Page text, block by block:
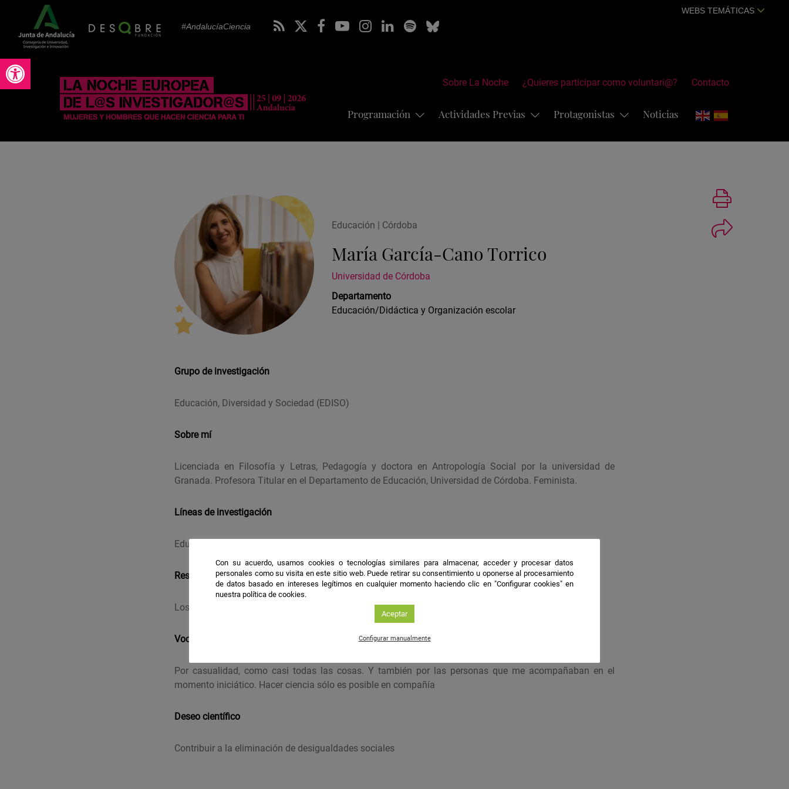
Abrir barra de herramientas
#AndalucíaCiencia
WEBS TEMÁTICAS
Sobre La Noche ¿Quieres participar como voluntari@? Contacto
Programación Actividades Previas Protagonistas Noticias
Educación | Córdoba
María García-Cano Torrico
Universidad de Córdoba
Departamento
Educación/Didáctica y Organización escolar
Grupo de investigación
Educación, Diversidad y Sociedad (EDISO)
Sobre mí
Licenciada en Filosofía y Letras, Pedagogía y doctora en Antropología Social por la universidad de
Granada. Profesora Titular en el Departamento de Educación, Universidad de Córdoba. Feminista.
Líneas de investigación
Educación inclusiva, género, interculturalidad
Resultados destacables
Los procesos de igualdad / desigualdad requieren análisis holísticos, contextuales e interseccionales.
Vocación
Por casualidad, como casi todas las cosas. Y también por las personas que me acompañaban en el
momento iniciático. Hacer ciencia sólo es posible en compañía
Deseo científico
Contribuir a la eliminación de desigualdades sociales
Con su acuerdo, usamos cookies o tecnologías similares para almacenar, acceder y procesar datos
personales como su visita en este sitio web. Puede retirar su consentimiento u oponerse al procesamiento
de datos basado en intereses legítimos en cualquier momento haciendo clic en "Configurar cookies" en
nuestra política de cookies.
Aceptar
Configurar manualmente